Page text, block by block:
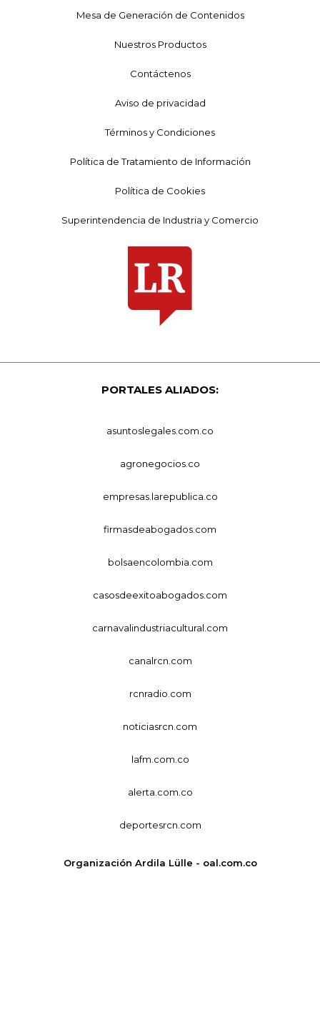
Mesa de Generación de Contenidos
Nuestros Productos
Contáctenos
Aviso de privacidad
Términos y Condiciones
Política de Tratamiento de Información
Política de Cookies
Superintendencia de Industria y Comercio
PORTALES ALIADOS:
asuntoslegales.com.co
agronegocios.co
empresas.larepublica.co
firmasdeabogados.com
bolsaencolombia.com
casosdeexitoabogados.com
carnavalindustriacultural.com
canalrcn.com
rcnradio.com
noticiasrcn.com
lafm.com.co
alerta.com.co
deportesrcn.com
Organización Ardila Lülle - oal.com.co